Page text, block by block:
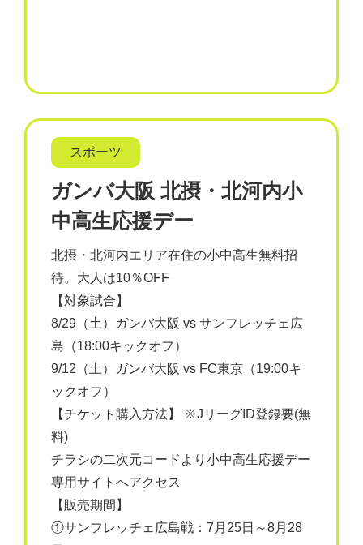
スポーツ
ガンバ大阪 北摂・北河内小
中高生応援デー
北摂・北河内エリア在住の小中高生無料招
待。大人は10％OFF
【対象試合】
8/29（土）ガンバ大阪 vs サンフレッチェ広
島（18:00キックオフ）
9/12（土）ガンバ大阪 vs FC東京（19:00キ
ックオフ）
【チケット購入方法】 ※JリーグID登録要(無
料)
チラシの二次元コードより小中高生応援デー
専用サイトへアクセス
【販売期間】
①サンフレッチェ広島戦：7月25日～8月28